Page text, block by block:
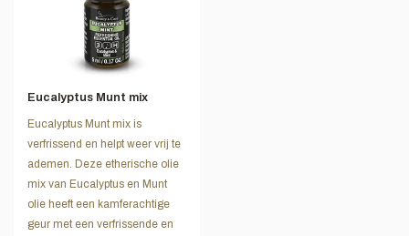
Eucalyptus Munt mix
Eucalyptus Munt mix is
verfrissend en helpt weer vrij te
ademen. Deze etherische olie
mix van Eucalyptus en Munt
olie heeft een kamferachtige
geur met een verfrissende en